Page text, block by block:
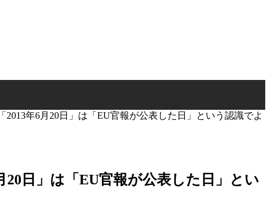
年6月20日」は「EU官報が公表した日」という認識でよ
日」は「EU官報が公表した日」とい